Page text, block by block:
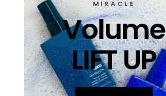
MIRACLE
Volume
LIFT UP